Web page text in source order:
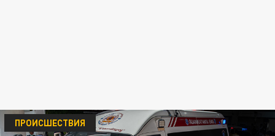
ПРОИСШЕСТВИЯ